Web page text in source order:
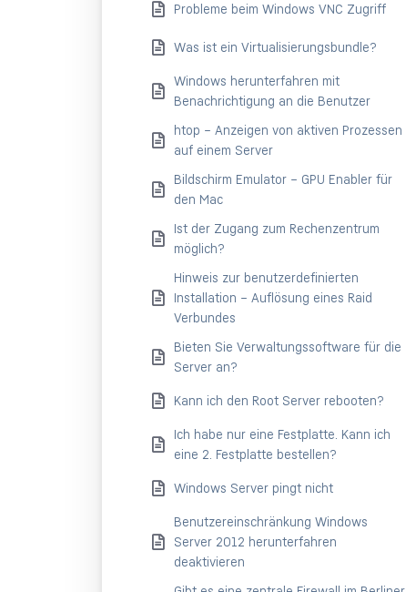
Probleme beim Windows VNC Zugriff
Was ist ein Virtualisierungsbundle?
Windows herunterfahren mit
Benachrichtigung an die Benutzer
htop – Anzeigen von aktiven Prozessen
auf einem Server
Bildschirm Emulator – GPU Enabler für
den Mac
Ist der Zugang zum Rechenzentrum
möglich?
Hinweis zur benutzerdefinierten
Installation – Auflösung eines Raid
Verbundes
Bieten Sie Verwaltungssoftware für die
Server an?
Kann ich den Root Server rebooten?
Ich habe nur eine Festplatte. Kann ich
eine 2. Festplatte bestellen?
Windows Server pingt nicht
Benutzereinschränkung Windows
Server 2012 herunterfahren
deaktivieren